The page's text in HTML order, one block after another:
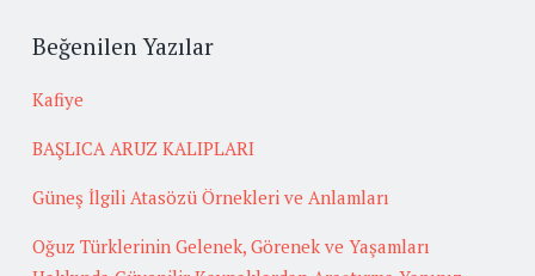
Beğenilen Yazılar
Kafiye
BAŞLICA ARUZ KALIPLARI
Güneş İlgili Atasözü Örnekleri ve Anlamları
Oğuz Türklerinin Gelenek, Görenek ve Yaşamları